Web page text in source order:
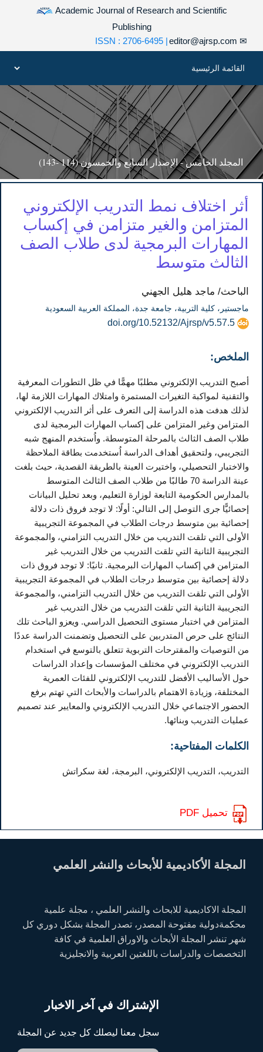
Academic Journal of Research and Scientific
Publishing
✉
المجلد الخامس - الإصدار السابع والخمسون (114 -143)
أثر اختلاف نمط التدريب الإلكتروني
المتزامن والغير متزامن في إكساب
المهارات البرمجية لدى طلاب الصف
الثالث متوسط
الباحث/ ماجد هليل الجهني
ماجستير، كلية التربية، جامعة جدة، المملكة العربية السعودية
doi.org/10.52132/Ajrsp/v5.57.5
الملخص:
أصبح التدريب الإلكتروني مطلبًا مهمًّا في ظل التطورات المعرفية
والتقنية لمواكبة التغيرات المستمرة وامتلاك المهارات اللازمة لها،
لذلك هدفت هذه الدراسة إلى التعرف على أثر التدريب الإلكتروني
المتزامن وغير المتزامن على إكساب المهارات البرمجية لدى
طلاب الصف الثالث بالمرحلة المتوسطة. واُستخدم المنهج شبه
التجريبي، ولتحقيق أهداف الدراسة اُستخدمت بطاقة الملاحظة
والاختبار التحصيلي، واختيرت العينة بالطريقة القصدية، حيث بلغت
عينة الدراسة 70 طالبًا من طلاب الصف الثالث المتوسط
بالمدارس الحكومية التابعة لوزارة التعليم، وبعد تحليل البيانات
إحصائيًّا جرى التوصل إلى التالي: أولًا: لا توجد فروق ذات دلالة
إحصائية بين متوسط درجات الطلاب في المجموعة التجريبية
الأولى التي تلقت التدريب من خلال التدريب التزامني، والمجموعة
التجريبية الثانية التي تلقت التدريب من خلال التدريب غير
المتزامن في إكساب المهارات البرمجية. ثانيًا: لا توجد فروق ذات
دلالة إحصائية بين متوسط درجات الطلاب في المجموعة التجريبية
الأولى التي تلقت التدريب من خلال التدريب التزامني، والمجموعة
التجريبية الثانية التي تلقت التدريب من خلال التدريب غير
المتزامن في اختبار مستوى التحصيل الدراسي. ويعزو الباحث تلك
النتائج على حرص المتدربين على التحصيل وتضمنت الدراسة عددًا
من التوصيات والمقترحات التربوية تتعلق بالتوسع في استخدام
التدريب الإلكتروني في مختلف المؤسسات وإعداد الدراسات
حول الأساليب الأفضل للتدريب الإلكتروني للفئات العمرية
المختلفة، وزيادة الاهتمام بالدراسات والأبحاث التي تهتم برفع
الحضور الاجتماعي خلال التدريب الإلكتروني والمعايير عند تصميم
عمليات التدريب وبنائها.
الكلمات المفتاحية:
التدريب، التدريب الإلكتروني، البرمجة، لغة سكراتش
تحميل PDF
المجلة الأكاديمية للأبحاث والنشر العلمي
المجلة الاكاديمية للابحاث والنشر العلمي ، مجلة علمية
محكمةدولية مفتوحة المصدر، تصدر المجلة بشكل دوري كل
شهر تنشر المجلة الأبحاث والاوراق العلمية في كافة
التخصصات والدراسات باللغتين العربية والانجليزية
الإشتراك في آخر الاخبار
سجل معنا ليصلك كل جديد عن المجلة